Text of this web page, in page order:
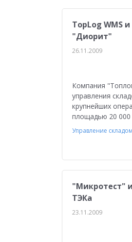
TopLog WMS
"Диорит"
26.11.2009
Компания
управления
крупнейших
площадью 20 000
Управление складом
"Микротест"
ТЭКа
23.11.2009